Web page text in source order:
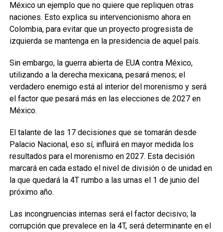
México un ejemplo que no quiere que repliquen otras
naciones. Esto explica su intervencionismo ahora en
Colombia, para evitar que un proyecto progresista de
izquierda se mantenga en la presidencia de aquel país.
Sin embargo, la guerra abierta de EUA contra México,
utilizando a la derecha mexicana, pesará menos; el
verdadero enemigo está al interior del morenismo y será
el factor que pesará más en las elecciones de 2027 en
México.
El talante de las 17 decisiones que se tomarán desde
Palacio Nacional, eso sí, influirá en mayor medida los
resultados para el morenismo en 2027. Esta decisión
marcará en cada estado el nivel de división o de unidad en
la que quedará la 4T rumbo a las urnas el 1 de junio del
próximo año.
Las incongruencias internas será el factor decisivo; la
corrupción que prevalece en la 4T, será determinante en el